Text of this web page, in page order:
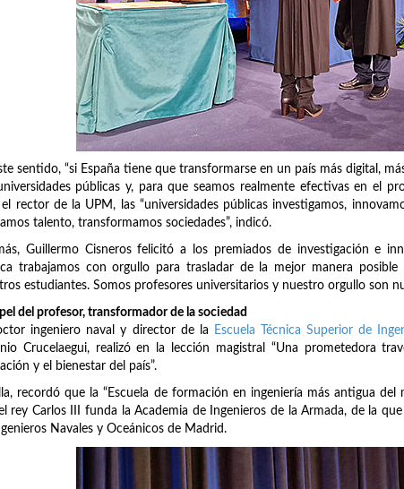
sentido, “si España tiene que transformarse en un país más digital,
públicas y, para que seamos realmente efectivas en el
el rector de la UPM, las “universidades públicas investigamos,
talento, transformamos sociedades”, indicó.
Guillermo Cisneros felicitó a los premiados de investigación e
trabajamos con orgullo para trasladar de la mejor manera
estudiantes. Somos profesores universitarios y nuestro orgullo son
del profesor, transformador de la sociedad
ingeniero naval y director de la
Escuela Técnica Superior de
Crucelaegui, realizó en la lección magistral “Una prometedora
y el bienestar del país”.
recordó que la “Escuela de formación en ingeniería más antigua
rey Carlos III funda la Academia de Ingenieros de la Armada, de la
Navales y Oceánicos de Madrid.